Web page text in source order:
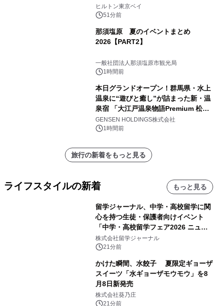
ヒルトン東京ベイ
51分前
那須塩原 夏のイベントまとめ
2026【PART2】
一般社団法人那須塩原市観光局
1時間前
本日グランドオープン！群馬県・水上
温泉に“遊びと癒し”が詰まった新・温
泉宿 「大江戸温泉物語Premium 松乃
井」が誕生
GENSEN HOLDINGS株式会社
1時間前
旅行の新着をもっと見る
ライフスタイルの新着 もっと見る
留学ジャーナル、中学・高校留学に関
心を持つ生徒・保護者向けイベント
「中学・高校留学フェア2026 ニュー
ジーランド＆オーストラリア」を
9/12(土)に開催
株式会社留学ジャーナル
21分前
かけた瞬間、水餃子 夏限定ギョーザ
スイーツ「水ギョーザモウモウ」を8
月8日新発売
株式会社葵乃庄
21分前